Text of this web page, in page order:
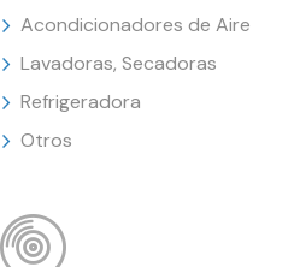
Acondicionadores de Aire
Lavadoras, Secadoras
Refrigeradora
Otros